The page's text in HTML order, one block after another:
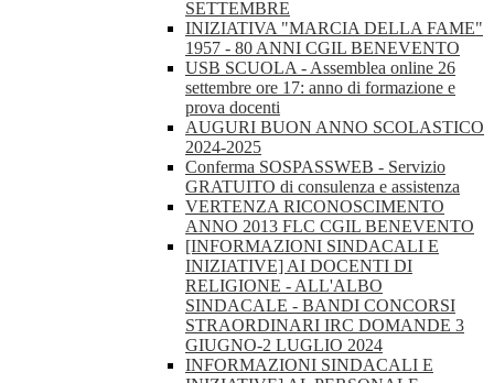
SETTEMBRE
INIZIATIVA "MARCIA DELLA FAME"
1957 - 80 ANNI CGIL BENEVENTO
USB SCUOLA - Assemblea online 26
settembre ore 17: anno di formazione e
prova docenti
AUGURI BUON ANNO SCOLASTICO
2024-2025
Conferma SOSPASSWEB - Servizio
GRATUITO di consulenza e assistenza
VERTENZA RICONOSCIMENTO
ANNO 2013 FLC CGIL BENEVENTO
[INFORMAZIONI SINDACALI E
INIZIATIVE] AI DOCENTI DI
RELIGIONE - ALL'ALBO
SINDACALE - BANDI CONCORSI
STRAORDINARI IRC DOMANDE 3
GIUGNO-2 LUGLIO 2024
INFORMAZIONI SINDACALI E